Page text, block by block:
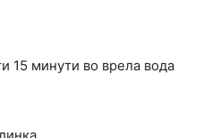
15 минути во врела вода